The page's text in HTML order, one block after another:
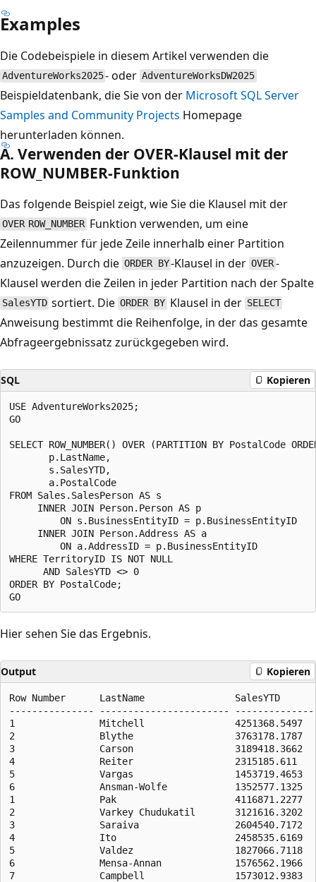
Examples
Die Codebeispiele in diesem Artikel verwenden die
AdventureWorks2025- oder AdventureWorksDW2025
Beispieldatenbank, die Sie von der Microsoft SQL Server
Samples and Community Projects Homepage
herunterladen können.
A. Verwenden der OVER-Klausel mit der
ROW_NUMBER-Funktion
Das folgende Beispiel zeigt, wie Sie die Klausel mit der
OVER ROW_NUMBER Funktion verwenden, um eine
Zeilennummer für jede Zeile innerhalb einer Partition
anzuzeigen. Durch die ORDER BY-Klausel in derOVER-
Klausel werden die Zeilen in jeder Partition nach der Spalte
SalesYTD sortiert. Die ORDER BY Klausel in der SELECT
Anweisung bestimmt die Reihenfolge, in der das gesamte
Abfrageergebnissatz zurückgegeben wird.
SQL Kopieren
USE AdventureWorks2025;
GO
SELECT ROW_NUMBER() OVER (PARTITION BY PostalCode
       p.LastName,
       s.SalesYTD,
       a.PostalCode
FROM Sales.SalesPerson AS s
     INNER JOIN Person.Person AS p
         ON s.BusinessEntityID = p.BusinessEntityID
     INNER JOIN Person.Address AS a
         ON a.AddressID = p.BusinessEntityID
WHERE TerritoryID IS NOT NULL
      AND SalesYTD <> 0
ORDER BY PostalCode;
Hier sehen Sie das Ergebnis.
Output Kopieren
Row Number      LastName                SalesYTD
--------------- -----------------------
1               Mitchell                4251368.5497
2               Blythe                  3763178.1787
3               Carson                  3189418.3662
4               Reiter                  2315185.611
5               Vargas                  1453719.4653
6               Ansman-Wolfe            1352577.1325
1               Pak                     4116871.2277
2               Varkey Chudukatil       3121616.3202
3               Saraiva                 2604540.7172
4               Ito                     2458535.6169
5               Valdez                  1827066.7118
6               Mensa-Annan             1576562.1966
7               Campbell                1573012.9383